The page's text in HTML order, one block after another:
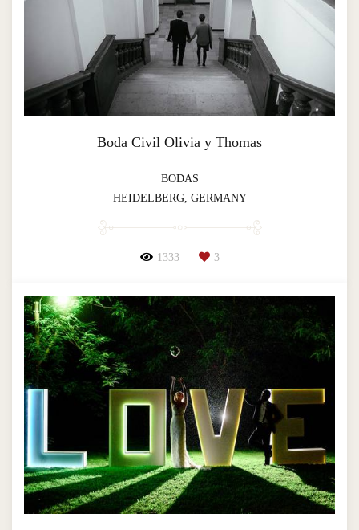
Boda Civil Olivia y Thomas
BODAS
HEIDELBERG, GERMANY
1333 3